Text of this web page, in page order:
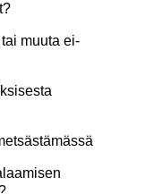
muuta ei-